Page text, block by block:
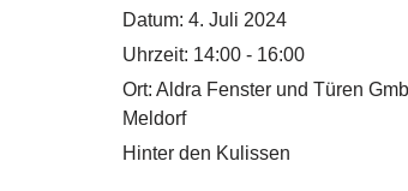
Datum: 4. Juli 2024
Uhrzeit: 14:00 - 16:00
Ort: Aldra Fenster und Türen
Meldorf
Hinter den Kulissen